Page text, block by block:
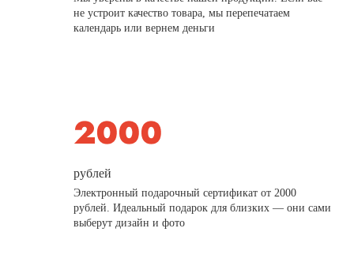
не устроит качество товара, мы перепечатаем
календарь или вернем деньги
рублей
Электронный подарочный сертификат от 2000
рублей. Идеальный подарок для близких — они сами
выберут дизайн и фото